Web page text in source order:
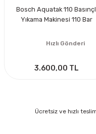
Bosch Aquatak 110
Yıkama Makinesi 110 Bar
Hızlı Gönderi
3.600,00 TL
Ücretsiz ve hızlı